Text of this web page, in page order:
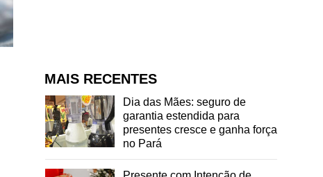
MAIS RECENTES
Dia das Mães: seguro de
garantia estendida para
presentes cresce e ganha força
no Pará